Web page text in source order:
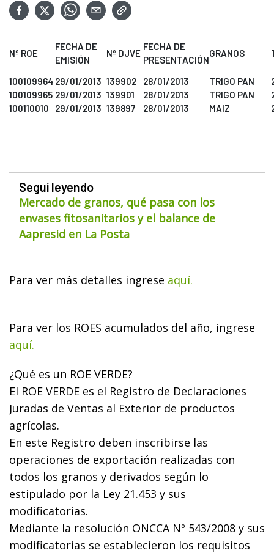
Nº ROE
FECHA DE
EMISIÓN
Nº DJVE
FECHA DE
PRESENTACIÓN
GRANOS
100109964 29/01/2013 139902 28/01/2013 TRIGO PAN
100109965 29/01/2013 139901 28/01/2013 TRIGO PAN
100110010
29/01/2013 139897 28/01/2013 MAIZ
Seguí leyendo
Mercado de granos, qué pasa con los
envases fitosanitarios y el balance de
Aapresid en La Posta
Para ver más detalles ingrese aquí.
Para ver los ROES acumulados del año, ingrese
aquí.
¿Qué es un ROE VERDE?
El ROE VERDE es el Registro de Declaraciones
Juradas de Ventas al Exterior de productos
agrícolas.
En este Registro deben inscribirse las
operaciones de exportación realizadas con
todos los granos y derivados según lo
estipulado por la Ley 21.453 y sus
modificatorias.
Mediante la resolución ONCCA Nº 543/2008 y sus
modificatorias se establecieron los requisitos